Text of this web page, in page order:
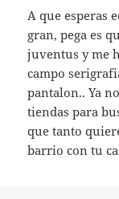
A que esperas
gran, pega es
juventus y me
campo
pantalon.. Ya
tiendas para
que tanto
barrio con tu